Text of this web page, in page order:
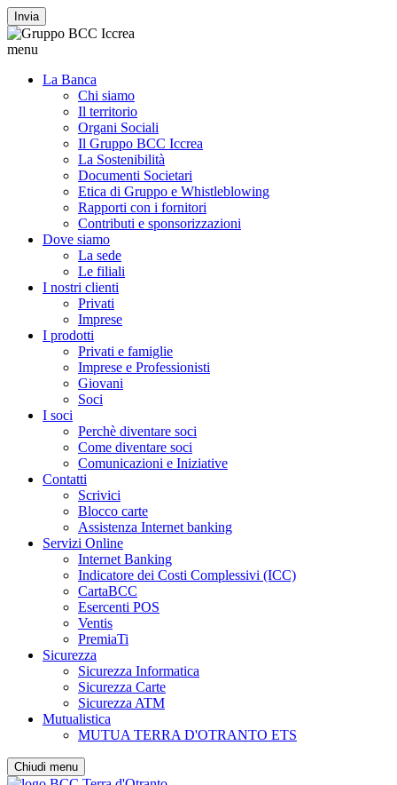
Invia
menu
La Banca
Chi siamo
Il territorio
Organi Sociali
Il Gruppo BCC Iccrea
La Sostenibilità
Documenti Societari
Etica di Gruppo e Whistleblowing
Rapporti con i fornitori
Contributi e sponsorizzazioni
Dove siamo
La sede
Le filiali
I nostri clienti
Privati
Imprese
I prodotti
Privati e famiglie
Imprese e Professionisti
Giovani
Soci
I soci
Perchè diventare soci
Come diventare soci
Comunicazioni e Iniziative
Contatti
Scrivici
Blocco carte
Assistenza Internet banking
Servizi Online
Internet Banking
Indicatore dei Costi Complessivi (ICC)
CartaBCC
Esercenti POS
Ventis
PremiaTi
Sicurezza
Sicurezza Informatica
Sicurezza Carte
Sicurezza ATM
Mutualistica
MUTUA TERRA D'OTRANTO ETS
Chiudi menu